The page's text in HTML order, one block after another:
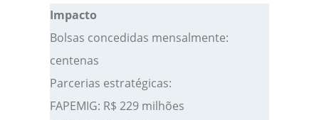
Impacto
Bolsas concedidas mensalmente:
centenas
Parcerias estratégicas:
FAPEMIG: R$ 229 milhões